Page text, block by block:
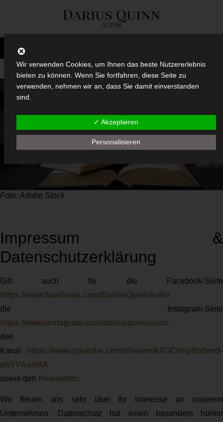
Foto: Adobe Stock
Impressum &
Datenschutzerklärung
Gilt auch für die Facebook-Seite
https://www.facebook.com/DariusQuinnAutor
die Instagram-Seite
https://www.instagram.com/dariusquinnautor
den
Kanal
https://www.youtube.com/channel/UCiCNkyfDt0ne9-
qhVYAudBA
sowie den Newsletter.
Wir freuen uns sehr über Ihr Interesse an unserem
Unternehmen. Datenschutz hat einen besonders hohen
Wir verwenden Cookies, um Ihnen das beste Nutzererlebnis
bieten zu können. Wenn Sie fortfahren, diese Seite zu
verwenden, nehmen wir an, dass Sie damit einverstanden
sind.
✓ Akzeptieren
Personalisieren